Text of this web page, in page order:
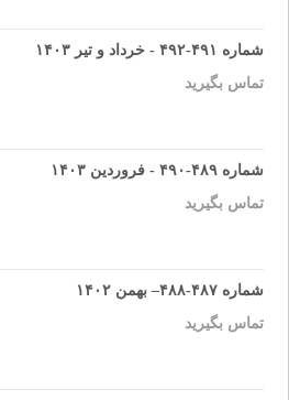
شماره ۴۹۱-۴۹۲ - خرداد و تیر ۱۴۰۳
تماس بگیرید
شماره ۴۸۹-۴۹۰ - فروردین ۱۴۰۳
تماس بگیرید
شماره ۴۸۷-۴۸۸– بهمن ۱۴۰۲
تماس بگیرید